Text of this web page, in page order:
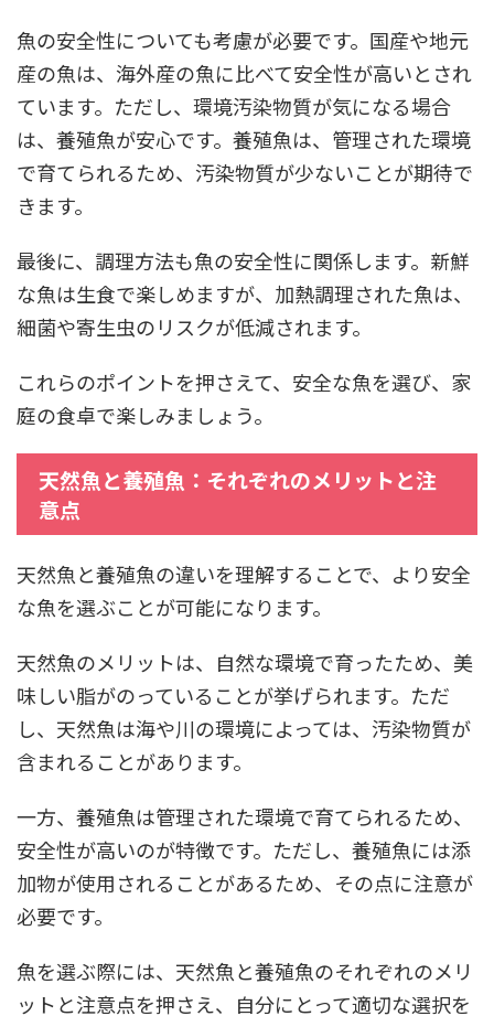
魚の安全性についても考慮が必要です。国産や地元
産の魚は、海外産の魚に比べて安全性が高いとされ
ています。ただし、環境汚染物質が気になる場合
は、養殖魚が安心です。養殖魚は、管理された環境
で育てられるため、汚染物質が少ないことが期待で
きます。
最後に、調理方法も魚の安全性に関係します。新鮮
な魚は生食で楽しめますが、加熱調理された魚は、
細菌や寄生虫のリスクが低減されます。
これらのポイントを押さえて、安全な魚を選び、家
庭の食卓で楽しみましょう。
天然魚と養殖魚：それぞれのメリットと注
意点
天然魚と養殖魚の違いを理解することで、より安全
な魚を選ぶことが可能になります。
天然魚のメリットは、自然な環境で育ったため、美
味しい脂がのっていることが挙げられます。ただ
し、天然魚は海や川の環境によっては、汚染物質が
含まれることがあります。
一方、養殖魚は管理された環境で育てられるため、
安全性が高いのが特徴です。ただし、養殖魚には添
加物が使用されることがあるため、その点に注意が
必要です。
魚を選ぶ際には、天然魚と養殖魚のそれぞれのメリ
ットと注意点を押さえ、自分にとって適切な選択を